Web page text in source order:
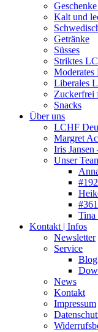
Kalt und
Getränke
Süsses
Striktes
Liberales
Zuckerfrei
Snacks
Über uns
LCHF
Margret
Iris Jansen
Unser
Tina
Kontakt | Infos
Newsletter
Service
Blog
News
Kontakt
Impressum